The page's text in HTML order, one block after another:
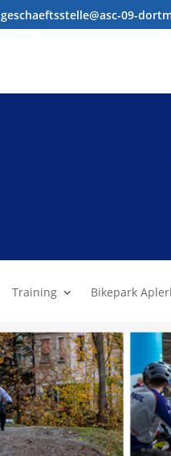
geschaeftsstelle@asc-09-
Training Bikepark